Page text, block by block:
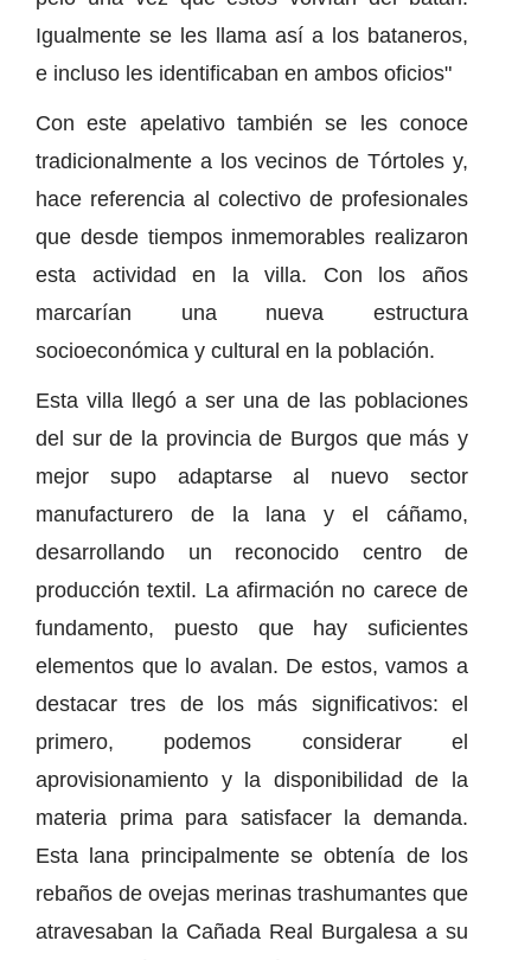
Igualmente se les llama así a los bataneros,
e incluso les identificaban en ambos oficios"
Con este apelativo también se les conoce
tradicionalmente a los vecinos de Tórtoles y,
hace referencia al colectivo de profesionales
que desde tiempos inmemorables realizaron
esta actividad en la villa. Con los años
marcarían una nueva estructura
socioeconómica y cultural en la población.
Esta villa llegó a ser una de las poblaciones
del sur de la provincia de Burgos que más y
mejor supo adaptarse al nuevo sector
manufacturero de la lana y el cáñamo,
desarrollando un reconocido centro de
producción textil. La afirmación no carece de
fundamento, puesto que hay suficientes
elementos que lo avalan. De estos, vamos a
destacar tres de los más significativos: el
primero, podemos considerar el
aprovisionamiento y la disponibilidad de la
materia prima para satisfacer la demanda.
Esta lana principalmente se obtenía de los
rebaños de ovejas merinas trashumantes que
atravesaban la Cañada Real Burgalesa a su